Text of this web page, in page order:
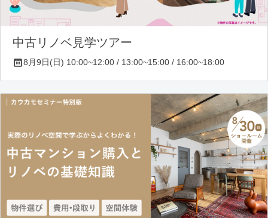
中古リノベ見学ツアー
8月9日(日) 10:00~12:00 / 13:00~15:00 / 16:00~18:00